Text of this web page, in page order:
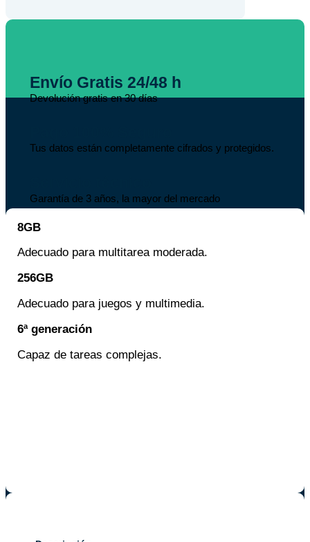
Envío Gratis 24/48 h
Devolución gratis en 30 días
Tus datos están completamente cifrados y protegidos.
Garantía de 3 años, la mayor del mercado
8GB
Adecuado para multitarea moderada.
256GB
Adecuado para juegos y multimedia.
6ª generación
Capaz de tareas complejas.